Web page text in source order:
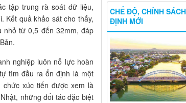
tập trung rà soát dữ liệu,
Kết quả khảo sát cho thấy,
nhỏ từ 0,5 đến 32mm, đáp
nghiệp luôn nỗ lực hoàn
tìm đầu ra ổn định là một
xúc tiến được xem là
những đối tác đặc biệt
CHẾ ĐỘ, CHÍNH
ĐỊNH MỚI